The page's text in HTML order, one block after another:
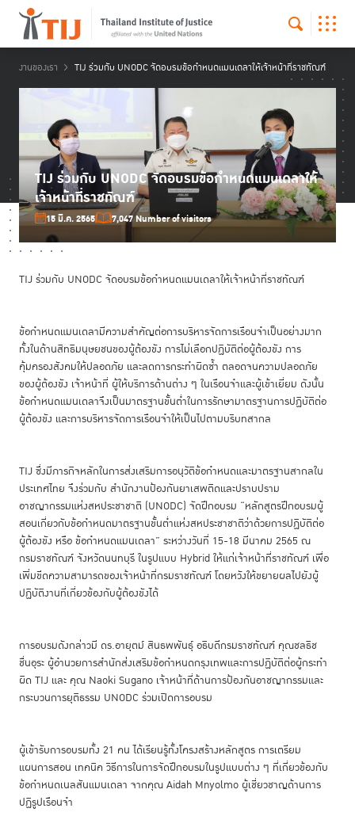
งานของเรา TIJ ร่วมกับ UNODC จัดอบรมข้อกำหนดแมนเดลาให้เจ้าหน้าที่ราชทัณฑ์
TIJ ร่วมกับ UNODC จัดอบรมข้อกำหนดแมนเดลาให้
เจ้าหน้าที่ราชทัณฑ์
15 มี.ค. 2565 7,047 Number of visitors
TIJ ร่วมกับ UNODC จัดอบรมข้อกำหนดแมนเดลาให้เจ้าหน้าที่ราชทัณฑ์
ข้อกำหนดแมนเดลามีความสำคัญต่อการบริหารจัดการเรือนจำเป็นอย่างมาก
ทั้งในด้านสิทธิมนุษยชนของผู้ต้องขัง การไม่เลือกปฏิบัติต่อผู้ต้องขัง การ
คุ้มครองสังคมให้ปลอดภัย และลดการกระทำผิดซ้ำ ตลอดจนความปลอดภัย
ของผู้ต้องขัง เจ้าหน้าที่ ผู้ให้บริการด้านต่าง ๆ ในเรือนจำและผู้เข้าเยี่ยม ดังนั้น
ข้อกำหนดแมนเดลาจึงเป็นมาตรฐานขั้นต่ำในการรักษามาตรฐานการปฏิบัติต่อ
ผู้ต้องขัง และการบริหารจัดการเรือนจำให้เป็นไปตามบริบทสากล
TIJ ซึ่งมีภารกิจหลักในการส่งเสริมการอนุวัติข้อกำหนดและมาตรฐานสากลใน
ประเทศไทย จึงร่วมกับ สำนักงานป้องกันยาเสพติดและปราบปราม
อาชญากรรมแห่งสหประชาชาติ (UNODC) จัดฝึกอบรม “หลักสูตรฝึกอบรมผู้
สอนเกี่ยวกับข้อกำหนดมาตรฐานขั้นต่ำแห่งสหประชาชาติว่าด้วยการปฏิบัติต่อ
ผู้ต้องขัง หรือ ข้อกำหนดแมนเดลา” ระหว่างวันที่ 15-18 มีนาคม 2565 ณ
กรมราชทัณฑ์ จังหวัดนนทบุรี ในรูปแบบ Hybrid ให้แก่เจ้าหน้าที่ราชทัณฑ์ เพื่อ
เพิ่มขีดความสามารถของเจ้าหน้าที่กรมราชทัณฑ์ โดยหวังให้ขยายผลไปยังผู้
ปฏิบัติงานที่เกี่ยวข้องกับผู้ต้องขังได้
การอบรมดังกล่าวมี ดร.อายุตม์ สินธพพันธุ์ อธิบดีกรมราชทัณฑ์ คุณชลธิช
ชื่นอุระ ผู้อำนวยการสำนักส่งเสริมข้อกำหนดกรุงเทพและการปฏิบัติต่อผู้กระทำ
ผิด TIJ และ คุณ Naoki Sugano เจ้าหน้าที่ด้านการป้องกันอาชญากรรมและ
กระบวนการยุติธรรม UNODC ร่วมเปิดการอบรม
ผู้เข้ารับการอบรมทั้ง 21 คน ได้เรียนรู้ทั้งโครงสร้างหลักสูตร การเตรียม
แผนการสอน เทคนิค วิธีการในการจัดฝึกอบรมในรูปแบบต่าง ๆ ที่เกี่ยวข้องกับ
ข้อกำหนดเนลสันแมนเดลา จากคุณ Aidah Mnyolmo ผู้เชี่ยวชาญด้านการ
ปฏิรูปเรือนจำ